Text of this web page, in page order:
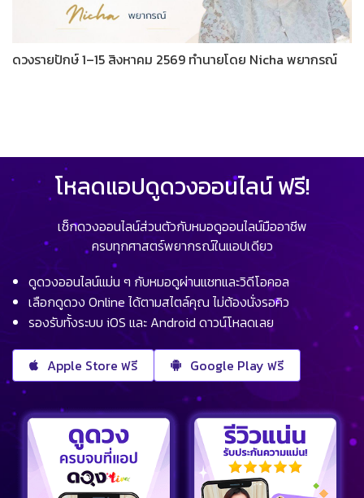
ดวงรายปักษ์ 1–15 สิงหาคม 2569 ทำนายโดย Nicha พยากรณ์
โหลดแอปดูดวงออนไลน์ ฟรี!
เช็กดวงออนไลน์ส่วนตัวกับหมอดูออนไลน์มืออาชีพ
ครบทุกศาสตร์พยากรณ์ในแอปเดียว
ดูดวงออนไลน์แม่น ๆ กับหมอดูผ่านแชทและวิดีโอคอล
เลือกดูดวง Online ได้ตามสไตล์คุณ ไม่ต้องนั่งรอคิว
รองรับทั้งระบบ iOS และ Android ดาวน์โหลดเลย
Apple Store ฟรี Google Play ฟรี